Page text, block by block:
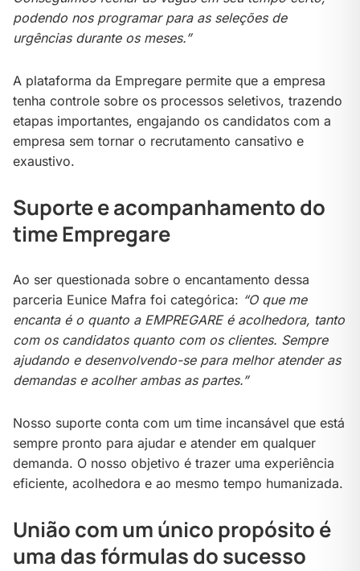
podendo nos programar para as seleções de
urgências durante os meses.”
A plataforma da Empregare permite que a empresa
tenha controle sobre os processos seletivos, trazendo
etapas importantes, engajando os candidatos com a
empresa sem tornar o recrutamento cansativo e
exaustivo.
Suporte e acompanhamento do
time Empregare
Ao ser questionada sobre o encantamento dessa
parceria Eunice Mafra foi categórica: “O que me
encanta é o quanto a EMPREGARE é acolhedora, tanto
com os candidatos quanto com os clientes. Sempre
ajudando e desenvolvendo-se para melhor atender as
demandas e acolher ambas as partes.”
Nosso suporte conta com um time incansável que está
sempre pronto para ajudar e atender em qualquer
demanda. O nosso objetivo é trazer uma experiência
eficiente, acolhedora e ao mesmo tempo humanizada.
União com um único propósito é
uma das fórmulas do sucesso